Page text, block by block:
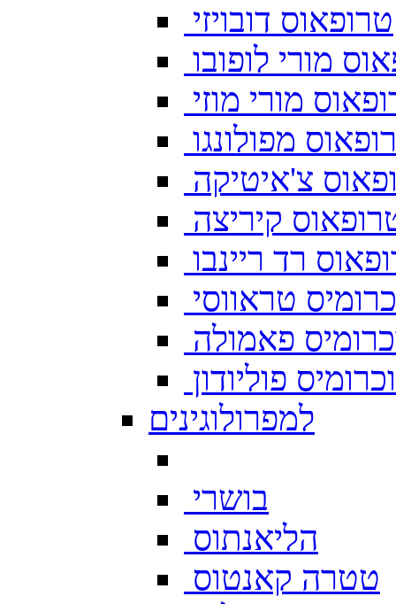
טרופאוס דובויזי
מורי לופובו
מורי מוזי
מפולונגו
צ'איטיקה
קיריצה
רד ריינבו
טראווסי
פאמולה
פוליודון
למפרולוגינים
בושרי
הליאנתוס
טטרה קאנטוס